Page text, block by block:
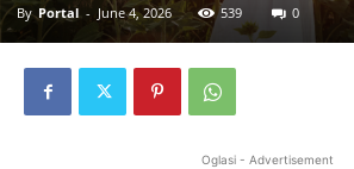
By Portal - June 4, 2026 539 0
Oglasi - Advertisement